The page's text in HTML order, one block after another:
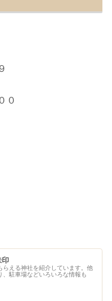
０
印
らえる神社を紹介しています。他
駐車場などいろいろな情報も